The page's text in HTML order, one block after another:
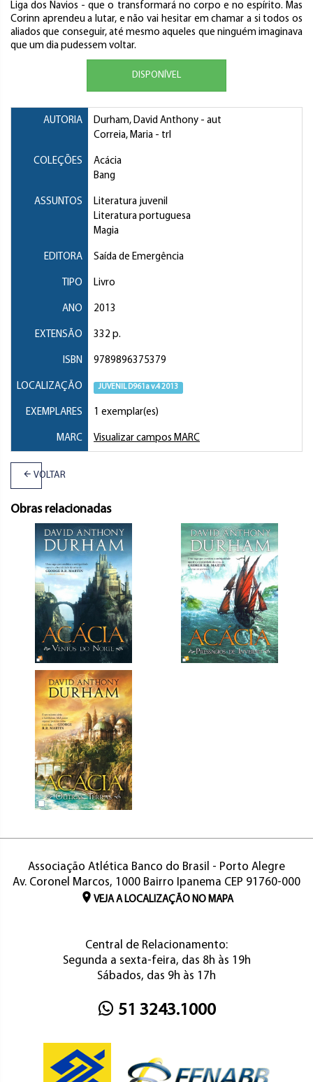
Liga dos Navios - que o transformará no corpo e no espírito. Mas
Corinn aprendeu a lutar, e não vai hesitar em chamar a si todos os
aliados que conseguir, até mesmo aqueles que ninguém imaginava
que um dia pudessem voltar.
DISPONÍVEL
AUTORIA Durham, David Anthony - aut
Correia, Maria - trl
COLEÇÕES
Acácia
Bang
ASSUNTOS
Literatura juvenil
Literatura portuguesa
Magia
EDITORA Saída de Emergência
TIPO Livro
ANO 2013
EXTENSÃO 332 p.
ISBN 9789896375379
LOCALIZAÇÃO JUVENIL D961a v.4 2013
EXEMPLARES 1 exemplar(es)
MARC Visualizar campos MARC
VOLTAR
Obras relacionadas
Associação Atlética Banco do Brasil - Porto Alegre
Av. Coronel Marcos, 1000 Bairro Ipanema CEP 91760-000
VEJA A LOCALIZAÇÃO NO MAPA
Central de Relacionamento:
Segunda a sexta-feira, das 8h às 19h
Sábados, das 9h às 17h
51 3243.1000